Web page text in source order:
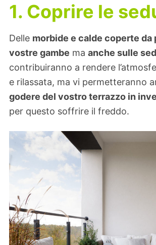
1. Coprire le
Delle morbide e calde coperte da
vostre gambe ma anche sulle
contribuiranno a rendere
e rilassata, ma vi permetteranno
godere del vostro terrazzo in
per questo soffrire il freddo.